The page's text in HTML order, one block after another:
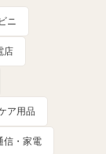
ニ
店
ア用品
信・家電